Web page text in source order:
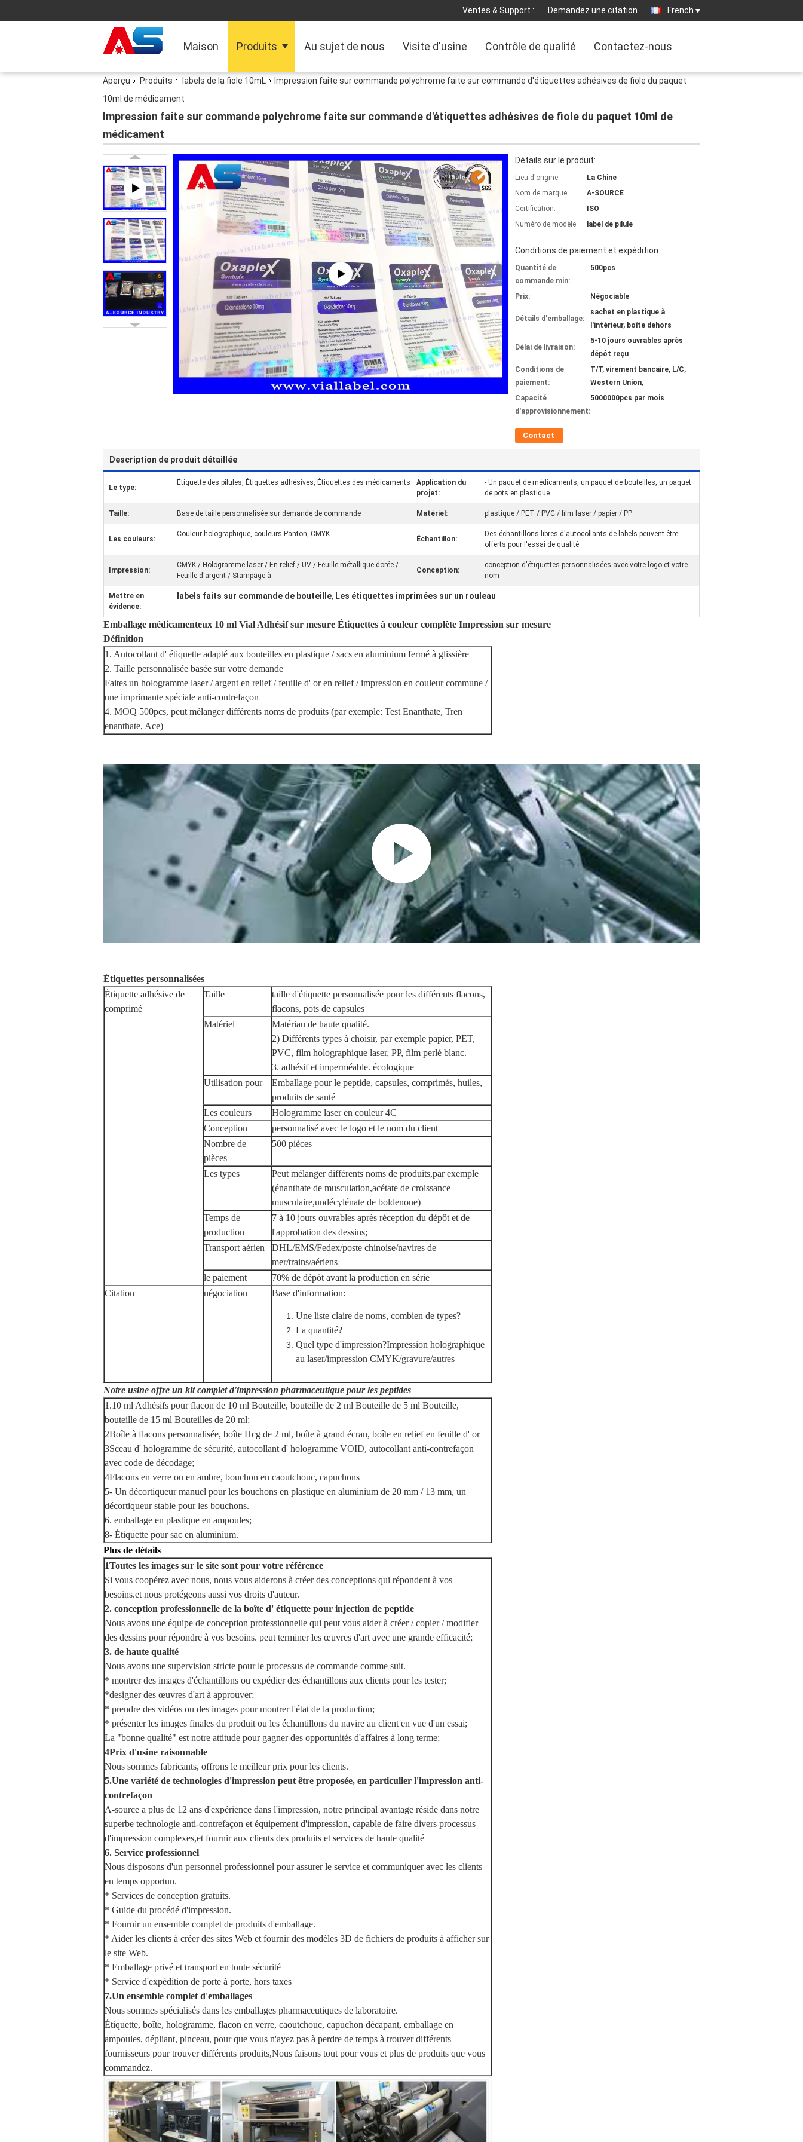
Ventes & Support : Demandez une citation French
Maison Produits Au sujet de nous Visite d'usine Contrôle de qualité Contactez-nous
Aperçu Produits labels de la fiole 10mL
Impression faite sur commande polychrome faite sur commande d'étiquettes adhésives de fiole du paquet
10ml de médicament
Impression faite sur commande polychrome faite sur commande d'étiquettes adhésives de fiole du paquet 10ml de
médicament
Détails sur le produit:
Lieu d'origine:
La Chine
Nom de marque:
A-SOURCE
Certification:
ISO
Numéro de modèle:
label de pilule
Conditions de paiement et expédition:
Quantité de
commande min:
500pcs
Prix: Négociable
Détails d'emballage:
sachet en plastique à
l'intérieur, boîte dehors
Délai de livraison:
5-10 jours ouvrables après
dépôt reçu
Conditions de
paiement:
T/T, virement bancaire, L/C,
Western Union,
Capacité
d'approvisionnement:
5000000pcs par mois
Contact
Description de produit détaillée
Le type:
Étiquette des pilules, Étiquettes adhésives, Étiquettes des médicaments
Application du
projet:
- Un paquet de médicaments, un paquet de bouteilles, un paquet
de pots en plastique
Taille: Base de taille personnalisée sur demande de commande Matériel: plastique / PET / PVC / film laser / papier / PP
Les couleurs:
Couleur holographique, couleurs Panton, CMYK
Échantillon:
Des échantillons libres d'autocollants de labels peuvent être
offerts pour l'essai de qualité
Impression:
CMYK / Hologramme laser / En relief / UV / Feuille métallique dorée /
Feuille d'argent / Stampage à
Conception:
conception d'étiquettes personnalisées avec votre logo et votre
nom
Mettre en
évidence:
labels faits sur commande de bouteille, Les étiquettes imprimées sur un rouleau
Emballage médicamenteux 10 ml Vial Adhésif sur mesure Étiquettes à couleur complète Impression sur mesure
Définition
1. Autocollant d' étiquette adapté aux bouteilles en plastique / sacs en aluminium fermé à glissière
2. Taille personnalisée basée sur votre demande
Faites un hologramme laser / argent en relief / feuille d' or en relief / impression en couleur commune /
une imprimante spéciale anti-contrefaçon
4. MOQ 500pcs, peut mélanger différents noms de produits (par exemple: Test Enanthate, Tren
enanthate, Ace)
Étiquettes personnalisées
Étiquette adhésive de
comprimé
Taille
taille d'étiquette personnalisée pour les différents flacons,
flacons, pots de capsules
Matériel
Matériau de haute qualité.
2) Différents types à choisir, par exemple papier, PET,
PVC, film holographique laser, PP, film perlé blanc.
3. adhésif et imperméable. écologique
Utilisation pour
Emballage pour le peptide, capsules, comprimés, huiles,
produits de santé
Les couleurs
Hologramme laser en couleur 4C
Conception
personnalisé avec le logo et le nom du client
Nombre de
pièces
500 pièces
Les types
Peut mélanger différents noms de produits,par exemple
(énanthate de musculation,acétate de croissance
musculaire,undécylénate de boldenone)
Temps de
production
7 à 10 jours ouvrables après réception du dépôt et de
l'approbation des dessins;
Transport aérien
DHL/EMS/Fedex/poste chinoise/navires de
mer/trains/aériens
le paiement
70% de dépôt avant la production en série
Citation
négociation Base d'information:
Une liste claire de noms, combien de types?
La quantité?
Quel type d'impression?Impression holographique
au laser/impression CMYK/gravure/autres
Notre usine offre un kit complet d'impression pharmaceutique pour les peptides
1.10 ml Adhésifs pour flacon de 10 ml Bouteille, bouteille de 2 ml Bouteille de 5 ml Bouteille,
bouteille de 15 ml Bouteilles de 20 ml;
2Boîte à flacons personnalisée, boîte Hcg de 2 ml, boîte à grand écran, boîte en relief en feuille d' or
3Sceau d' hologramme de sécurité, autocollant d' hologramme VOID, autocollant anti-contrefaçon
avec code de décodage;
4Flacons en verre ou en ambre, bouchon en caoutchouc, capuchons
5- Un décortiqueur manuel pour les bouchons en plastique en aluminium de 20 mm / 13 mm, un
décortiqueur stable pour les bouchons.
6. emballage en plastique en ampoules;
8- Étiquette pour sac en aluminium.
Plus de détails
1Toutes les images sur le site sont pour votre référence
Si vous coopérez avec nous, nous vous aiderons à créer des conceptions qui répondent à vos
besoins.et nous protégeons aussi vos droits d'auteur.
2. conception professionnelle de la boîte d' étiquette pour injection de peptide
Nous avons une équipe de conception professionnelle qui peut vous aider à créer / copier / modifier
des dessins pour répondre à vos besoins. peut terminer les œuvres d'art avec une grande efficacité;
3. de haute qualité
Nous avons une supervision stricte pour le processus de commande comme suit.
* montrer des images d'échantillons ou expédier des échantillons aux clients pour les tester;
*designer des œuvres d'art à approuver;
* prendre des vidéos ou des images pour montrer l'état de la production;
* présenter les images finales du produit ou les échantillons du navire au client en vue d'un essai;
La "bonne qualité" est notre attitude pour gagner des opportunités d'affaires à long terme;
4Prix d'usine raisonnable
Nous sommes fabricants, offrons le meilleur prix pour les clients.
5.Une variété de technologies d'impression peut être proposée, en particulier l'impression anti-
contrefaçon
A-source a plus de 12 ans d'expérience dans l'impression, notre principal avantage réside dans notre
superbe technologie anti-contrefaçon et équipement d'impression, capable de faire divers processus
d'impression complexes,et fournir aux clients des produits et services de haute qualité
6. Service professionnel
Nous disposons d'un personnel professionnel pour assurer le service et communiquer avec les clients
en temps opportun.
* Services de conception gratuits.
* Guide du procédé d'impression.
* Fournir un ensemble complet de produits d'emballage.
* Aider les clients à créer des sites Web et fournir des modèles 3D de fichiers de produits à afficher sur
le site Web.
* Emballage privé et transport en toute sécurité
* Service d'expédition de porte à porte, hors taxes
7.Un ensemble complet d'emballages
Nous sommes spécialisés dans les emballages pharmaceutiques de laboratoire.
Étiquette, boîte, hologramme, flacon en verre, caoutchouc, capuchon décapant, emballage en
ampoules, dépliant, pinceau, pour que vous n'ayez pas à perdre de temps à trouver différents
fournisseurs pour trouver différents produits,Nous faisons tout pour vous et plus de produits que vous
commandez.